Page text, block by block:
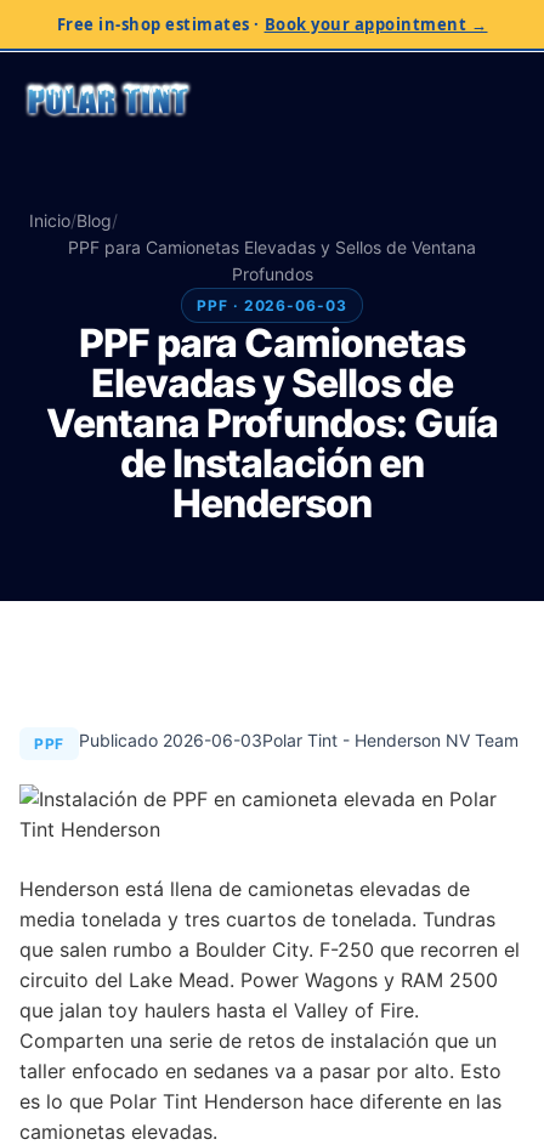
Free in-shop estimates · Book your appointment →
Inicio/Blog/
PPF para Camionetas Elevadas y Sellos de Ventana
Profundos
PPF · 2026-06-03
PPF para Camionetas
Elevadas y Sellos de
Ventana Profundos: Guía
de Instalación en
Henderson
PPF Publicado 2026-06-03Polar Tint - Henderson NV Team
Henderson está llena de camionetas elevadas de
media tonelada y tres cuartos de tonelada. Tundras
que salen rumbo a Boulder City. F-250 que recorren el
circuito del Lake Mead. Power Wagons y RAM 2500
que jalan toy haulers hasta el Valley of Fire.
Comparten una serie de retos de instalación que un
taller enfocado en sedanes va a pasar por alto. Esto
es lo que Polar Tint Henderson hace diferente en las
camionetas elevadas.